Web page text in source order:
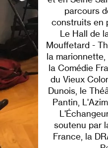
parcours
construits en
Le Hall de
Mouffetard -
la
la Comédie
du Vieux
Dunois, le
Pantin,
soutenu par
France, la